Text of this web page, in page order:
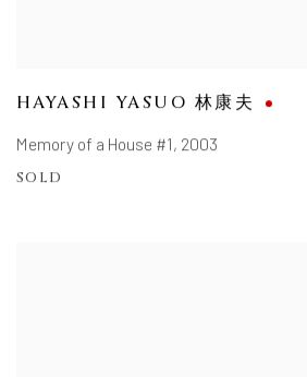
HAYASHI YASUO 林康夫
Memory of a House #1, 2003
SOLD